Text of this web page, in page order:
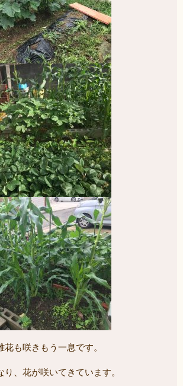
花も咲きもう一息です。
り、花が咲いてきています。